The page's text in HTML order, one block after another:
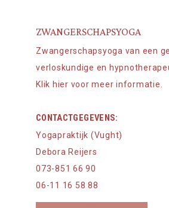
ZWANGERSCHAPSYOGA
Zwangerschapsyoga van een
verloskundige en
Klik hier voor meer informatie.
CONTACTGEGEVENS:
Yogapraktijk (Vught)
Debora Reijers
073-851 66 90
06-11 16 58 88